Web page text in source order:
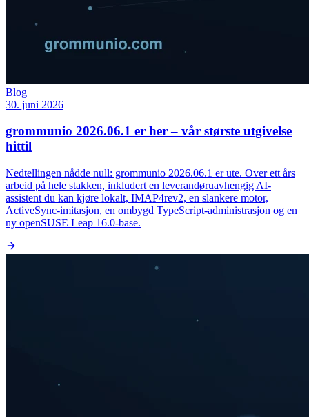
Blog
30. juni 2026
grommunio 2026.06.1 er her – vår største utgivelse
hittil
Nedtellingen nådde null: grommunio 2026.06.1 er ute. Over ett års
arbeid på hele stakken, inkludert en leverandøruavhengig AI-
assistent du kan kjøre lokalt, IMAP4rev2, en slankere motor,
ActiveSync-imitasjon, en ombygd TypeScript-administrasjon og en
ny openSUSE Leap 16.0-base.